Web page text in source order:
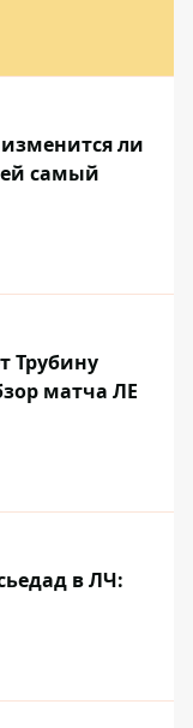
ли
самый
Трубину
матча ЛЕ
в ЛЧ: